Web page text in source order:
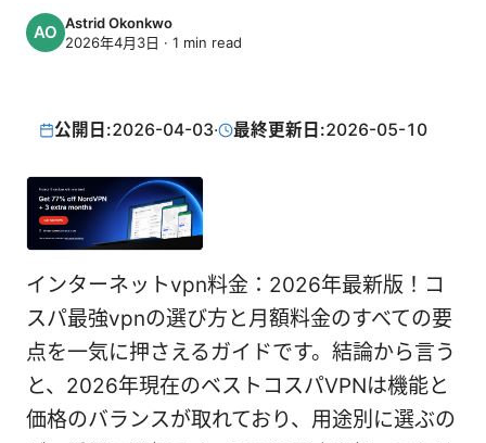
Astrid Okonkwo
2026年4月3日 · 1 min read
公開日:2026-04-03· 最終更新日:2026-05-10
インターネットvpn料金：2026年最新版！コ
スパ最強vpnの選び方と月額料金のすべての要
点を一気に押さえるガイドです。結論から言う
と、2026年現在のベストコスパVPNは機能と
価格のバランスが取れており、用途別に選ぶの